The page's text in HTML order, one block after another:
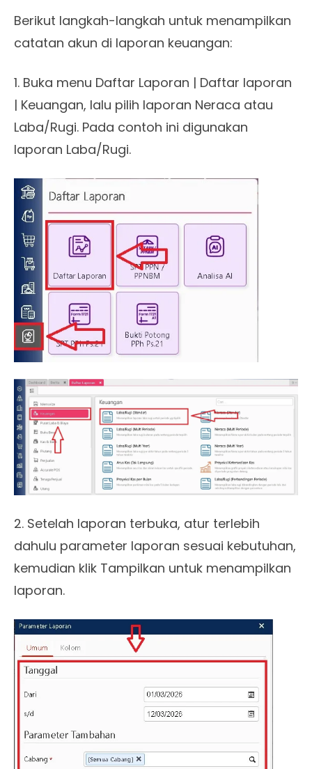
Berikut langkah-langkah untuk menampilkan
catatan akun di laporan keuangan:
1. Buka menu Daftar Laporan | Daftar laporan
| Keuangan, lalu pilih laporan Neraca atau
Laba/Rugi. Pada contoh ini digunakan
laporan Laba/Rugi.
2. Setelah laporan terbuka, atur terlebih
dahulu parameter laporan sesuai kebutuhan,
kemudian klik Tampilkan untuk menampilkan
laporan.